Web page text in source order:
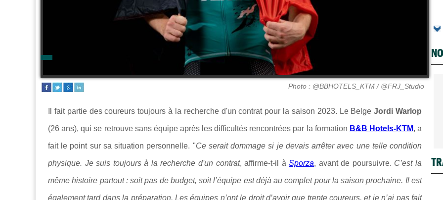
Photo : @BBHOTELS_KTM / @FRJ_Studio
Il fait partie des coureurs toujours à la recherche d'un contrat pour la saison 2023. Le BelgeJordi Warlop
(26 ans), qui se retrouve sans équipe après les difficultés rencontrées par la formation B&B Hotels-KTM, a
fait le point sur sa situation personnelle. "Ce serait dommage si je devais arrêter avec une telle condition
physique. Je suis toujours à la recherche d'un contrat, affirme-t-il àSporza, avant de poursuivre. C’est la
même histoire partout : soit pas de budget, soit l’équipe est déjà au complet pour la saison prochaine. Il est
également tard dans la préparation. Les équipes n’ont le droit d’avoir que trente coureurs, et je n’ai pas fait